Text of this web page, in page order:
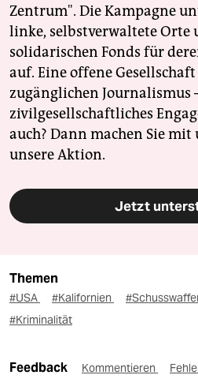
Zentrum". Die Kampagne
linke, selbstverwaltete Orte
solidarischen Fonds für
auf. Eine offene
zugänglichen Journalismus
zivilgesellschaftliches
auch? Dann machen Sie
unsere Aktion.
Jetzt
Themen
#USA #Kalifornien
#Kriminalität
Feedback Kommentieren